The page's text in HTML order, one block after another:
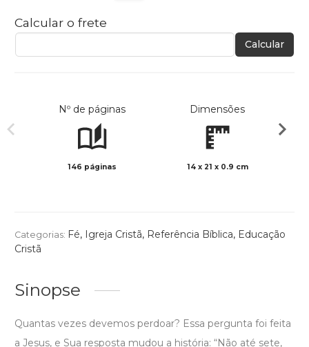
Calcular o frete
Calcular
Nº de páginas
146 páginas
Dimensões
14 x 21 x 0.9 cm
Categorias: Fé, Igreja Cristã, Referência Bíblica, Educação
Cristã
Sinopse
Quantas vezes devemos perdoar? Essa pergunta foi feita
a Jesus, e Sua resposta mudou a história: “Não até sete,